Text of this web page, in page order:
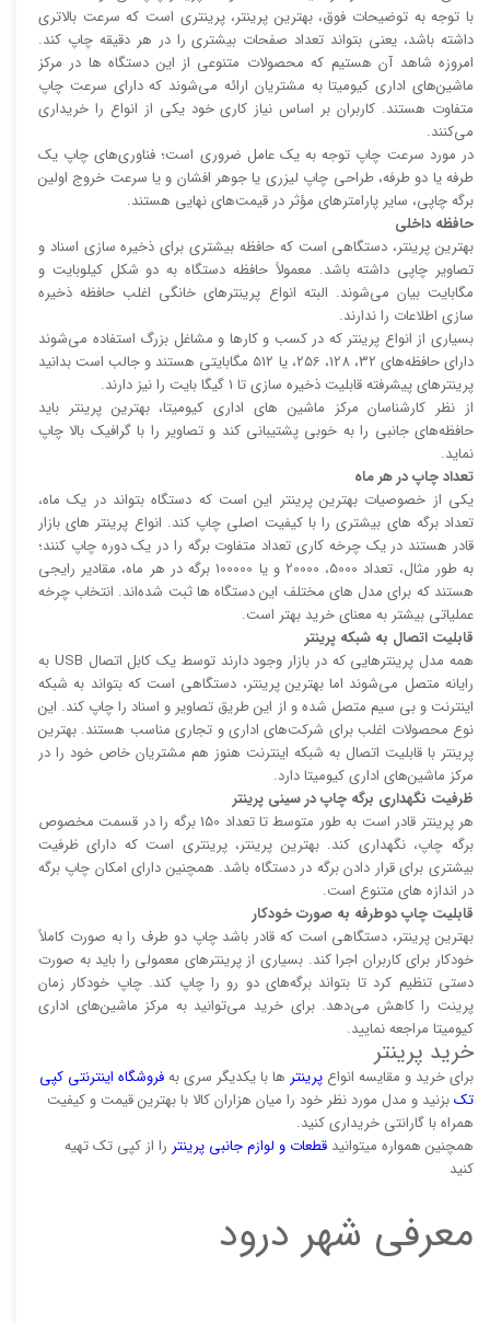
با توجه به توضیحات فوق، بهترین پرینتر، پرینتری است که سرعت بالا‌‌تری
داشته باشد، یعنی بتواند تعداد صفحات بیشتری را در هر دقیقه چاپ کند.
امروزه شاهد آن هستیم که محصولات متنوعی از این دستگاه ها در مرکز
ماشین‌های اداری کیومیتا به مشتریان ارائه می‌شوند که دارای سرعت چاپ
متفاوت هستند. کاربران بر اساس نیاز کاری خود یکی از انواع را خریداری
می‌کنند.
در مورد سرعت چاپ توجه به یک عامل ضروری است؛ فناوری‌های چاپ یک
طرفه یا دو طرفه، طراحی چاپ لیزری یا جوهر افشان و یا سرعت خروج اولین
برگه چاپی، سایر پارامتر‌های مؤثر در قیمت‌های نهایی هستند.
حافظه داخلی
بهترین پرینتر، دستگاهی است که حافظه بیشتری برای ذخیره سازی اسناد و
تصاویر چاپی داشته باشد. معمولاً حافظه دستگاه به دو شکل کیلوبایت و
مگابایت بیان می‌شوند. البته انواع پرینتر‌های خانگی اغلب حافظه ذخیره
سازی اطلاعات را ندارند.
بسیاری از انواع پرینتر که در کسب و کار‌ها و مشاغل بزرگ استفاده می‌شوند
دارای حافظه‌های 32، 128، 256، یا 512 مگابایتی هستند و جالب است بدانید
پرینتر‌های پیشرفته قابلیت ذخیره سازی تا 1 گیگا بایت را نیز دارند.
از نظر کارشناسان مرکز ماشین های اداری کیومیتا، بهترین پرینتر باید
حافظه‌های جانبی را به خوبی پشتیبانی کند و تصاویر را با گرافیک بالا چاپ
نماید.
تعداد چاپ در هر ماه
یکی از خصوصیات بهترین پرینتر این است که دستگاه بتواند در یک ماه،
تعداد برگه های بیشتری را با کیفیت اصلی چاپ کند. انواع پرینتر های بازار
قادر هستند در یک چرخه کاری تعداد متفاوت برگه را در یک دوره چاپ کنند؛
به طور مثال، تعداد 5000، 20000 و یا 100000 برگه در هر ماه، مقادیر رایجی
هستند که برای مدل های مختلف این دستگاه ها ثبت شده‌اند. انتخاب چرخه
عملیاتی بیشتر به معنای خرید بهتر است.
قابلیت اتصال به شبکه پرینتر
همه مدل پرینتر‌هایی که در بازار وجود دارند توسط یک کابل اتصال USB به
رایانه متصل می‌شوند اما بهترین پرینتر، دستگاهی است که بتواند به شبکه
اینترنت و بی سیم متصل شده و از این طریق تصاویر و اسناد را چاپ کند. این
نوع محصولات اغلب برای شرکت‌های اداری و تجاری مناسب هستند. بهترین
پرینتر با قابلیت اتصال به شبکه اینترنت هنوز هم مشتریان خاص خود را در
مرکز ماشین‌های اداری کیومیتا دارد.
ظرفیت نگهداری برگه چاپ در سینی پرینتر
هر پرینتر قادر است به طور متوسط تا تعداد 150 برگه را در قسمت مخصوص
برگه چاپ، نگهداری کند. بهترین پرینتر، پرینتری است که دارای ظرفیت
بیشتری برای قرار دادن برگه در دستگاه باشد. همچنین دارای امکان چاپ برگه
در اندازه های متنوع است.
قابلیت چاپ دوطرفه به صورت خودکار
بهترین پرینتر، دستگاهی است که قادر باشد چاپ دو طرف را به صورت کاملاً
خودکار برای کاربران اجرا کند. بسیاری از پرینتر‌های معمولی را باید به صورت
دستی تنظیم کرد تا بتواند برگه‌های دو رو را چاپ کند. چاپ خودکار زمان
پرینت را کاهش می‌دهد. برای خرید می‌توانید به مرکز ماشین‌های اداری
کیومیتا مراجعه نمایید.
خرید پرینتر
برای خرید و مقایسه انواع پرینتر‌ ها با یکدیگر سری بهفروشگاه اینترنتی کپی
تکبزنید و مدل مورد نظر خود را میان هزاران کالا با بهترین قیمت و کیفیت
همراه با گارانتی خریداری کنید.
همچنین همواره میتوانید قطعات و لوازم جانبی پرینتر را از کپی تک تهیه
کنید
معرفی شهر درود